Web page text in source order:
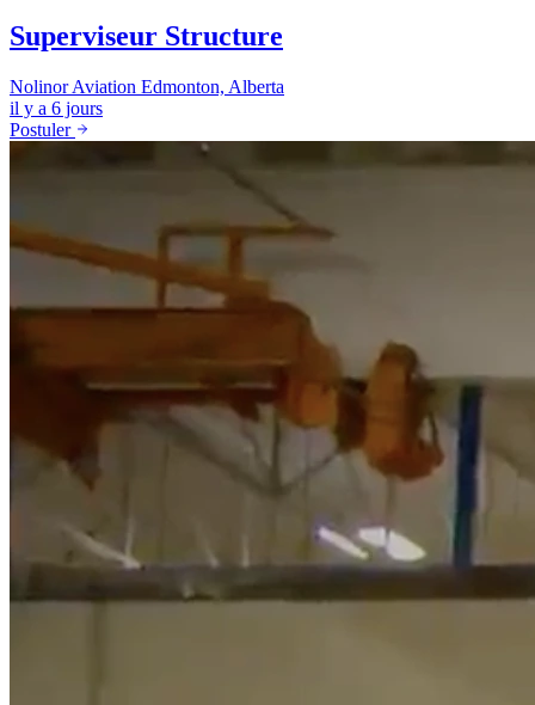
Superviseur Structure
Nolinor Aviation Edmonton, Alberta
il y a 6 jours
Postuler